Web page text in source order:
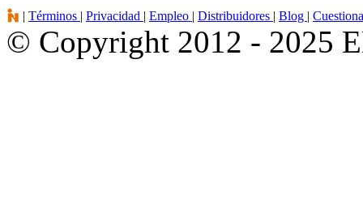
| Términos | Privacidad | Empleo | Distribuidores | Blog |
© Copyright 2012 - 2025